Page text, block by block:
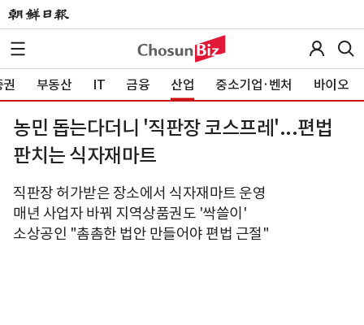
부동산 IT 금융 산업 중소기업·벤처 바이오
농민 돕는다더니 '직판장 코스프레'...편법
판치는 식자재마트
직판장 허가받은 장소에서 식자재마트 운영
매년 사업자 바꿔 지역상품권도 '싹쓸이'
소상공인 "촘촘한 법안 만들어야 편법 근절"